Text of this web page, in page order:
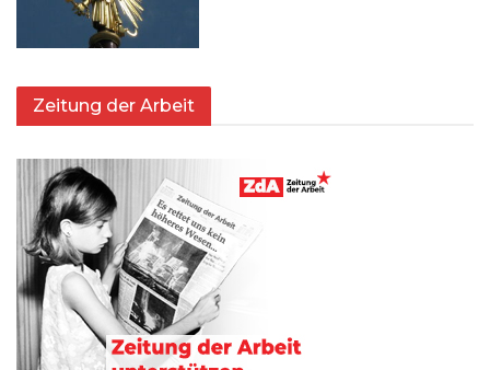
Zeitung der Arbeit